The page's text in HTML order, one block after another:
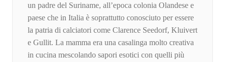
un padre del Suriname, all’epoca colonia Olandese e
paese che in Italia è soprattutto conosciuto per essere
la patria di calciatori come Clarence Seedorf, Kluivert
e Gullit. La mamma era una casalinga molto creativa
in cucina mescolando sapori esotici con quelli più